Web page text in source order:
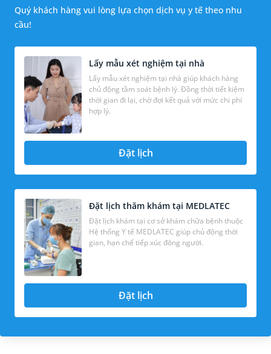
Quý khách hàng vui lòng lựa chọn dịch vụ y tế theo nhu
cầu!
Lấy mẫu xét nghiệm tại nhà
Lấy mẫu xét nghiệm tại nhà giúp khách hàng
chủ động tầm soát bệnh lý. Đồng thời tiết kiệm
thời gian đi lại, chờ đợi kết quả với mức chi phí
hợp lý.
Đặt lịch
Đặt lịch thăm khám tại MEDLATEC
Đặt lịch khám tại cơ sở khám chữa bệnh thuộc
Hệ thống Y tế MEDLATEC giúp chủ động thời
gian, hạn chế tiếp xúc đông người.
Đặt lịch